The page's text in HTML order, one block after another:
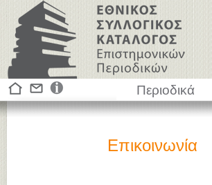
Περιοδικά
Επικοινωνία